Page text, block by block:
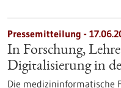
Pressemitteilung -
In Forschung,
Digitalisierung in
Die medizininformatische